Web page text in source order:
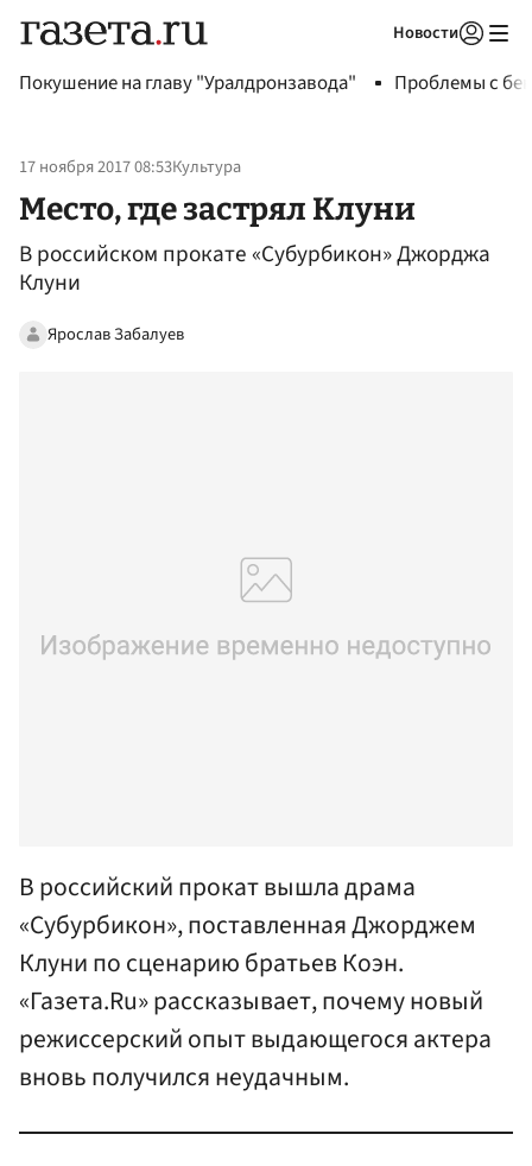
Новости
Покушение на главу "Уралдронзавода" Проблемы с
17 ноября 2017 08:53Культура
Место, где застрял Клуни
В российском прокате «Субурбикон» Джорджа
Клуни
Ярослав Забалуев
В российский прокат вышла драма
«Субурбикон», поставленная Джорджем
Клуни по сценарию братьев Коэн.
«Газета.Ru» рассказывает, почему новый
режиссерский опыт выдающегося актера
вновь получился неудачным.